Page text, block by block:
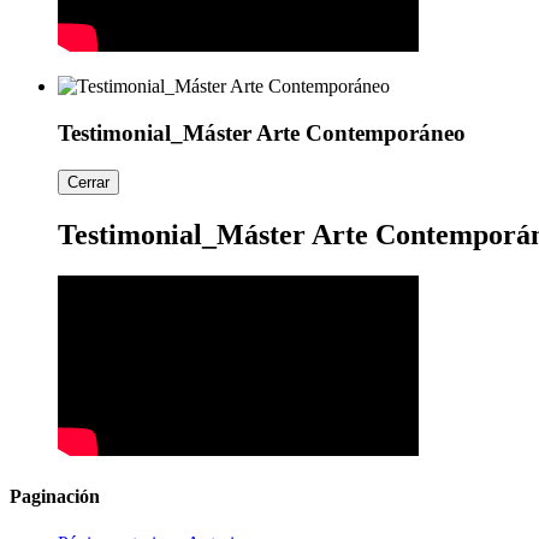
Testimonial_Máster Arte Contemporáneo
Cerrar
Testimonial_Máster Arte
Paginación